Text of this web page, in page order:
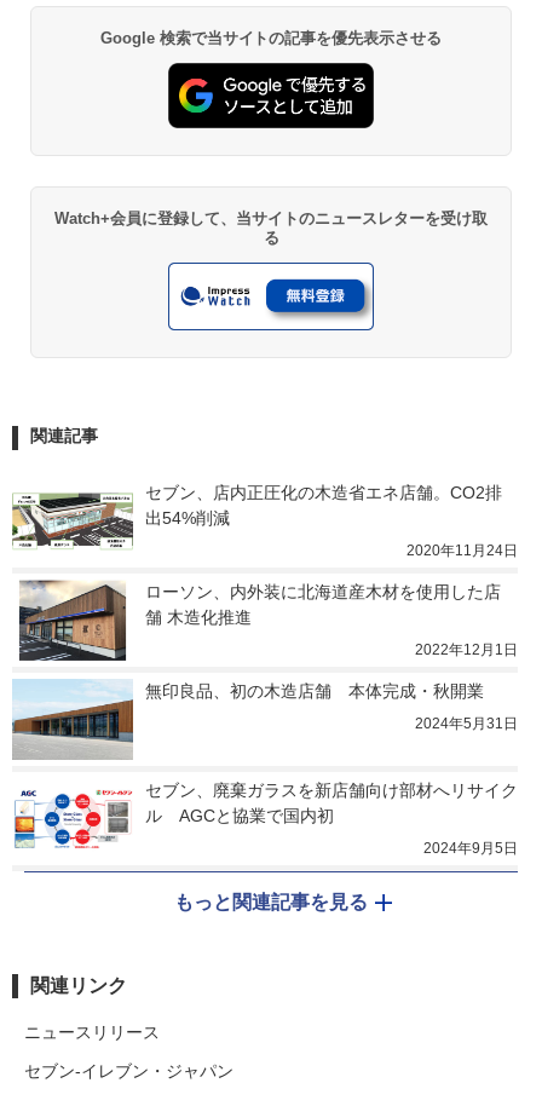
Google 検索で当サイトの記事を優先表示させる
Watch+会員に登録して、当サイトのニュースレターを受け取
る
関連記事
セブン、店内正圧化の木造省エネ店舗。CO2排
出54%削減
2020年11月24日
ローソン、内外装に北海道産木材を使用した店
舗 木造化推進
2022年12月1日
無印良品、初の木造店舗　本体完成・秋開業
2024年5月31日
セブン、廃棄ガラスを新店舗向け部材へリサイク
ル　AGCと協業で国内初
2024年9月5日
もっと関連記事を見る
関連リンク
ニュースリリース
セブン‐イレブン・ジャパン